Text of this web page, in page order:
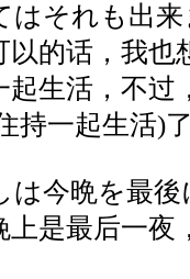
はそれも出
的话，我也
起生活，不过
持一起生活)
今晩を最後
是最后一夜